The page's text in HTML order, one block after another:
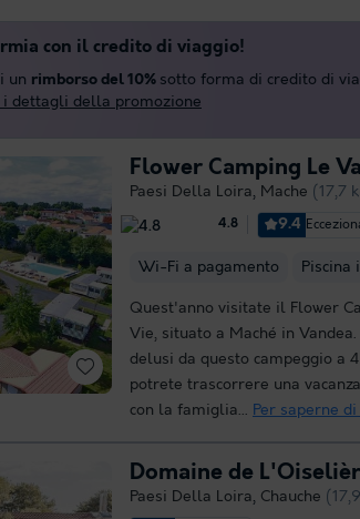
Flower Camping Le
Paesi Della Loira, Mache (17,7
4.8 9.4
Wi-Fi a pagamento Piscina
Quest'anno visitate il Flower
Vie, situato a Maché in
delusi da questo campeggio a
potrete trascorrere una
con la famiglia... Per saperne di
Domaine de
Paesi Della Loira, Chauche
con il credito di viaggio!
un rimborso del 10% sotto forma di credito di
i dettagli della promozione